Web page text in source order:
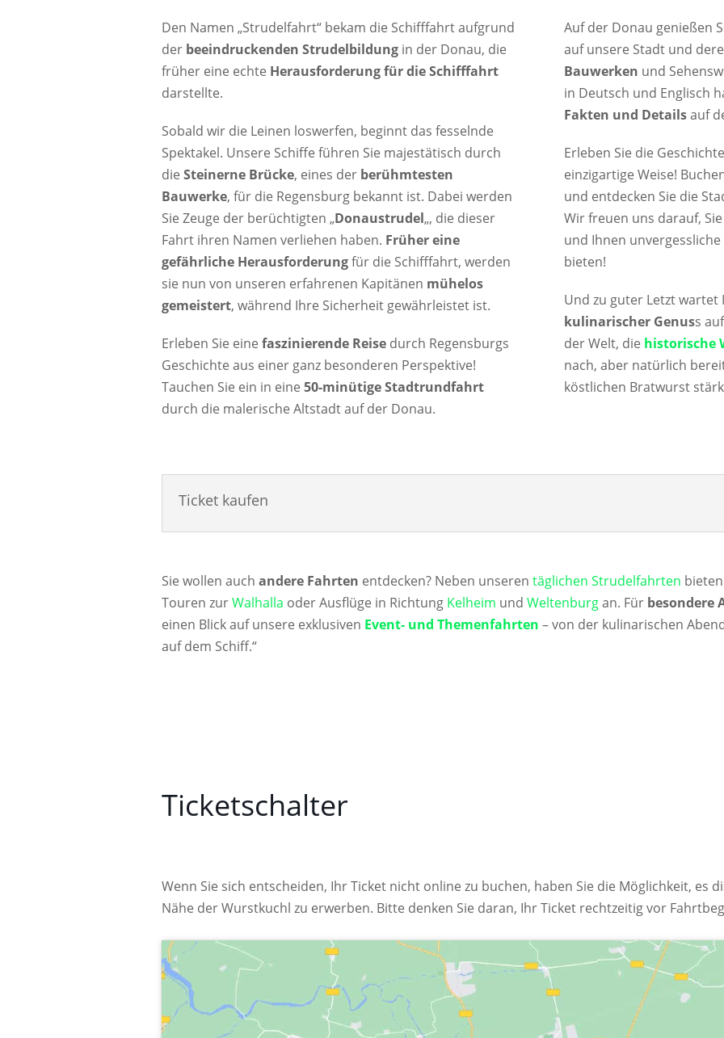
Den Namen „Strudelfahrt“ bekam die Schifffahrt aufgrund
der beeindruckenden Strudelbildung in der Donau, die
früher eine echte Herausforderung für die Schifffahrt
darstellte.
Sobald wir die Leinen loswerfen, beginnt das fesselnde
Spektakel. Unsere Schiffe führen Sie majestätisch durch
dieSteinerne Brücke, eines der berühmtesten
Bauwerke, für die Regensburg bekannt ist. Dabei werden
Sie Zeuge der berüchtigten „Donaustrudel„, die dieser
Fahrt ihren Namen verliehen haben. Früher eine
gefährliche Herausforderungfür die Schifffahrt, werden
sie nun von unseren erfahrenen Kapitänen mühelos
gemeistert, während Ihre Sicherheit gewährleistet ist.
Erleben Sie einefaszinierende Reise durch Regensburgs
Geschichte aus einer ganz besonderen Perspektive!
Tauchen Sie ein in eine50-minütige Stadtrundfahrt
durch die malerische Altstadt auf der Donau.
Auf der Donau genießen
auf unsere Stadt und
Bauwerken und
in Deutsch und Englisch
Fakten und Detailsauf
Erleben Sie die
einzigartige Weise!
und entdecken Sie die
Wir freuen uns darauf,
und Ihnen
bieten!
Und zu guter Letzt wartet
kulinarischer Genuss
der Welt, die historische
nach, aber natürlich
köstlichen Bratwurst
Ticket kaufen
Sie wollen auchandere Fahrten entdecken? Neben unserentäglichen Strudelfahrten
Touren zurWalhalla oder Ausflüge in Richtung Kelheim undWeltenburgan. Für besondere
einen Blick auf unsere exklusiven Event- und Themenfahrten – von der kulinarischen
auf dem Schiff.“
Ticketschalter
Wenn Sie sich entscheiden, Ihr Ticket nicht online zu buchen, haben Sie die Möglichkeit, es
Nähe der Wurstkuchl zu erwerben. Bitte denken Sie daran, Ihr Ticket rechtzeitig vor